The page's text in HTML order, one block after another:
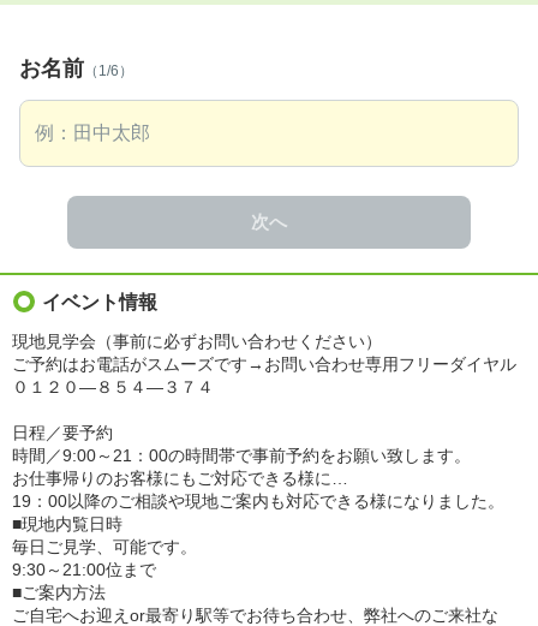
お名前 （1/6）
次へ
イベント情報
現地見学会（事前に必ずお問い合わせください）
ご予約はお電話がスムーズです→お問い合わせ専用フリーダイヤル
０１２０―８５４―３７４
日程／要予約
時間／9:00～21：00の時間帯で事前予約をお願い致します。
お仕事帰りのお客様にもご対応できる様に…
19：00以降のご相談や現地ご案内も対応できる様になりました。
■現地内覧日時
毎日ご見学、可能です。
9:30～21:00位まで
■ご案内方法
ご自宅へお迎えor最寄り駅等でお待ち合わせ、弊社へのご来社な